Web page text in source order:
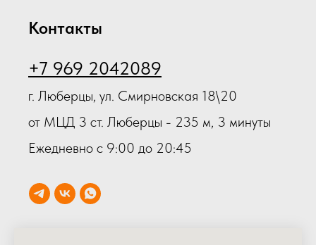
Контакты
+7 969 2042089
г. Люберцы, ул. Смирновская 18\20
от МЦД 3 ст. Люберцы - 235 м, 3 минуты
Ежедневно с 9:00 до 20:45